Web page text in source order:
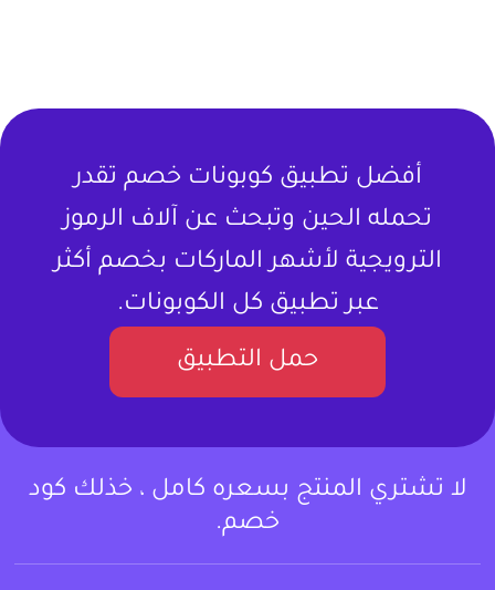
أفضل تطبيق كوبونات خصم تقدر
تحمله الحين وتبحث عن آلاف الرموز
الترويجية لأشهر الماركات بخصم أكثر
عبر تطبيق كل الكوبونات.
حمل التطبيق
لا تشتري المنتج بسعره كامل ، خذلك كود
خصم.